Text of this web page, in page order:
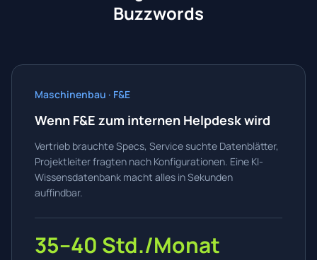
Buzzwords
Maschinenbau · F&E
Wenn F&E zum internen Helpdesk wird
Vertrieb brauchte Specs, Service suchte Datenblätter,
Projektleiter fragten nach Konfigurationen. Eine KI-
Wissensdatenbank macht alles in Sekunden
auffindbar.
35–40 Std./Monat